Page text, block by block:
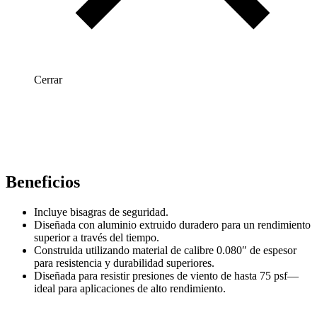
Cerrar
Beneficios
Incluye bisagras de seguridad.
Diseñada con aluminio extruido duradero para un rendimiento
superior a través del tiempo.
Construida utilizando material de calibre 0.080″ de espesor
para resistencia y durabilidad superiores.
Diseñada para resistir presiones de viento de hasta 75 psf—
ideal para aplicaciones de alto rendimiento.